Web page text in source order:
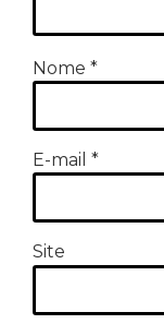
Nome *
E-mail *
Site